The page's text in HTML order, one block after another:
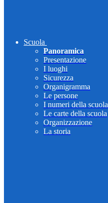
Scuola
Panoramica
Presentazione
I luoghi
Sicurezza
Organigramma
Le persone
I numeri della scuola
Le carte della scuola
Organizzazione
La storia